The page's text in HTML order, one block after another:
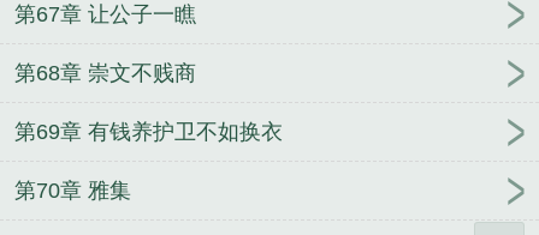
第67章 让公子一瞧
第68章 崇文不贱商
第69章 有钱养护卫不如换衣
第70章 雅集